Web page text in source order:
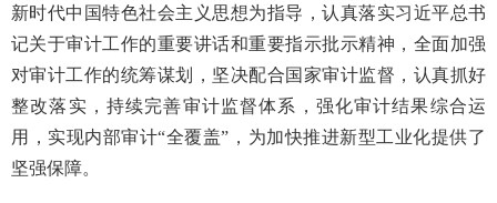
新时代中国特色社会主义思想为指导，认真落实习近平总书
记关于审计工作的重要讲话和重要指示批示精神，全面加强
对审计工作的统筹谋划，坚决配合国家审计监督，认真抓好
整改落实，持续完善审计监督体系，强化审计结果综合运
用，实现内部审计“全覆盖”，为加快推进新型工业化提供了
坚强保障。